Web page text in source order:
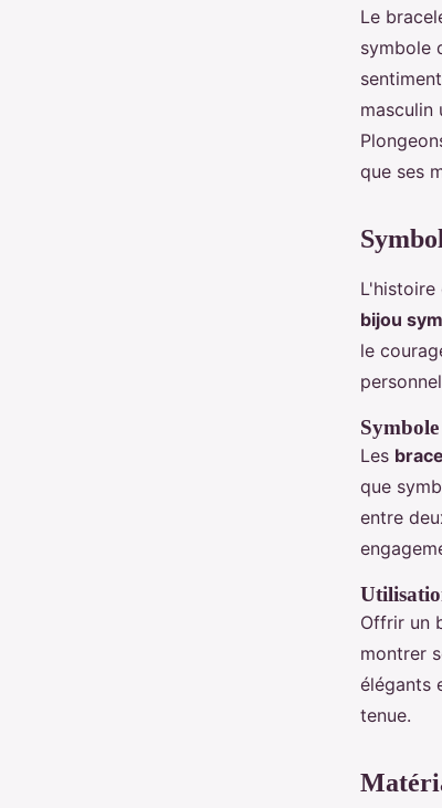
Bracelet menotte
de lien et d'amour
Le
symbole
masculin
que ses
L'histoire
bijou
le
Les
que
entre
Offrir un
montrer
élégants
tenue.